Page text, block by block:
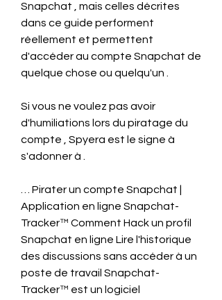
Snapchat , mais celles décrites
dans ce guide performent
réellement et permettent
d'accéder au compte Snapchat de
quelque chose ou quelqu'un .
Si vous ne voulez pas avoir
d'humiliations lors du piratage du
compte , Spyera est le signe à
s'adonner à .
… Pirater un compte Snapchat |
Application en ligne Snapchat-
Tracker™ Comment Hack un profil
Snapchat en ligne Lire l'historique
des discussions sans accéder à un
poste de travail Snapchat-
Tracker™ est un logiciel